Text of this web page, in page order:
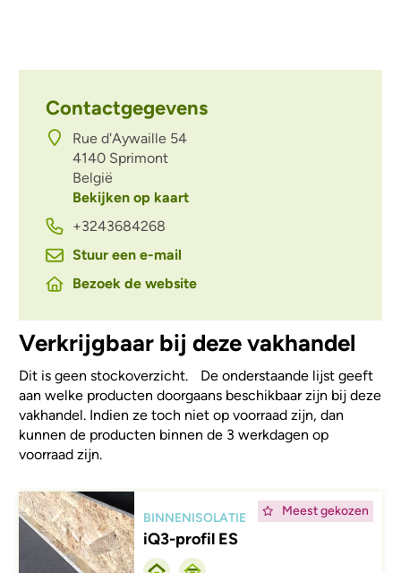
Contactgegevens
Rue d'Aywaille 54
4140 Sprimont
België
Bekijken op kaart
+3243684268
Stuur een e-mail
Bezoek de website
Verkrijgbaar bij deze vakhandel
Dit is geen stockoverzicht. De onderstaande lijst geeft
aan welke producten doorgaans beschikbaar zijn bij deze
vakhandel. Indien ze toch niet op voorraad zijn, dan
kunnen de producten binnen de 3 werkdagen op
voorraad zijn.
Meest gekozen
Afbeelding
BINNENISOLATIE
iQ3-profil ES